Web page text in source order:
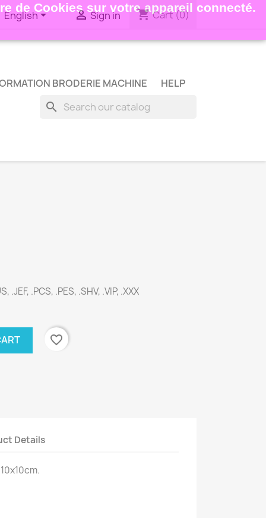
de Cookies sur votre appareil connecté.
English Sign in shopping_cartCart(0)
BRODERIE MACHINE HELP
search
.JEF, .PCS, .PES, .SHV, .VIP, .XXX
favorite_border
Details